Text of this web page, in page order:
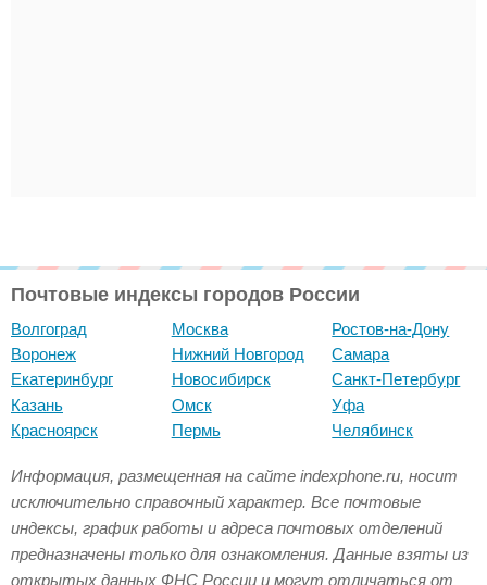
Почтовые индексы городов России
Волгоград
Воронеж
Екатеринбург
Казань
Красноярск
Москва
Нижний Новгород
Новосибирск
Омск
Пермь
Ростов-на-Дону
Самара
Санкт-Петербург
Уфа
Челябинск
Информация, размещенная на сайте indexphone.ru, носит
исключительно справочный характер. Все почтовые
индексы, график работы и адреса почтовых отделений
предназначены только для ознакомления. Данные взяты из
открытых данных ФНС России и могут отличаться от